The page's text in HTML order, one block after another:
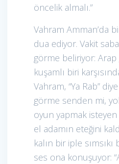
öncelik almalı.”
Vahram Amman’da
dua ediyor. Vakit
görme beliriyor: Arap
kuşamlı biri
Vahram, “Ya Rab”
görme senden mi,
oyun yapmak
el adamın eteğini
kalın bir iple sımsıkı
ses ona konuşuyor: